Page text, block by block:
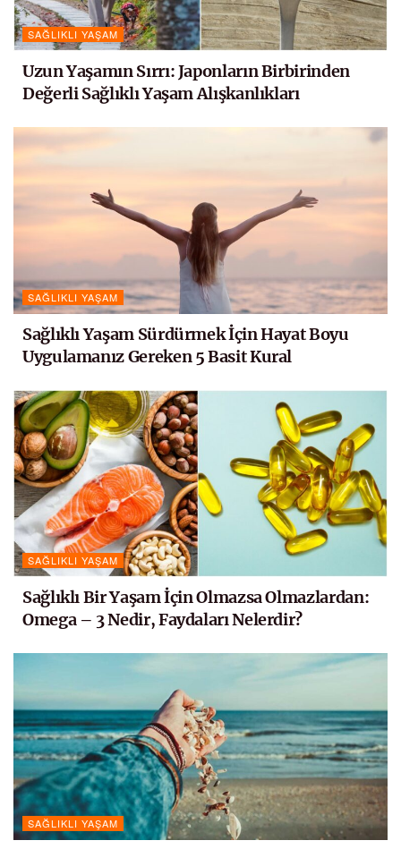
SAĞLIKLI YAŞAM
Uzun Yaşamın Sırrı: Japonların Birbirinden
Değerli Sağlıklı Yaşam Alışkanlıkları
SAĞLIKLI YAŞAM
Sağlıklı Yaşam Sürdürmek İçin Hayat Boyu
Uygulamanız Gereken 5 Basit Kural
SAĞLIKLI YAŞAM
Sağlıklı Bir Yaşam İçin Olmazsa Olmazlardan:
Omega – 3 Nedir, Faydaları Nelerdir?
SAĞLIKLI YAŞAM